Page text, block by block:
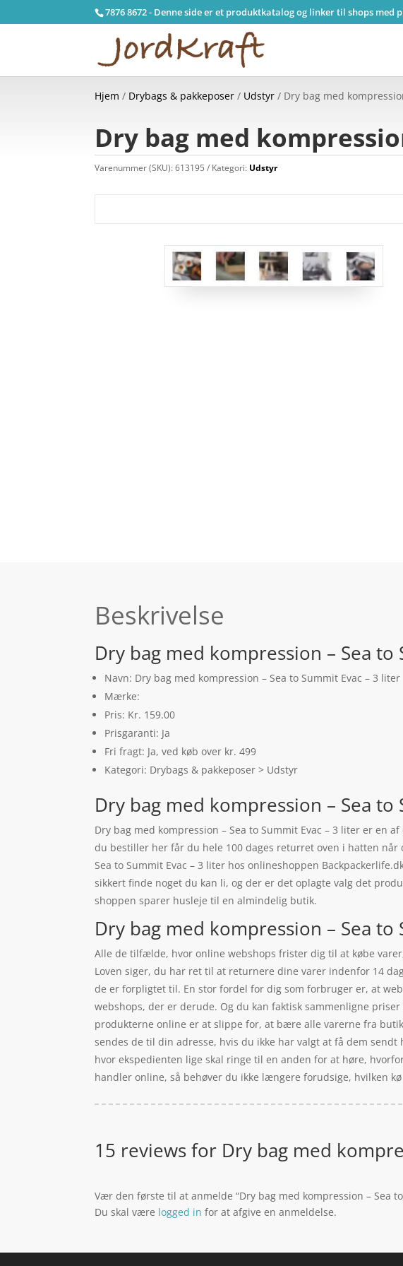
7876 8672 - Denne side er et produktkatalog og linker til shops med
Hjem / Drybags & pakkeposer / Udstyr / Dry bag med
Dry bag med
Varenummer (SKU):613195 Kategori: Udstyr
Beskrivelse
Dry bag med kompression – Sea to
Navn: Dry bag med kompression – Sea to Summit Evac – 3 liter
Mærke:
Pris: Kr. 159.00
Prisgaranti: Ja
Fri fragt: Ja, ved køb over kr. 499
Kategori: Drybags & pakkeposer > Udstyr
Dry bag med kompression – Sea
Dry bag med kompression – Sea to Summit Evac – 3 liter er en
du bestiller her får du hele 100 dages returret oven i hatten
Sea to Summit Evac – 3 liter hos onlineshoppen
sikkert finde noget du kan li, og der er det oplagte valg det
shoppen sparer husleje til en almindelig butik.
Dry bag med kompression – Sea
Alle de tilfælde, hvor online webshops frister dig til at købe
Loven siger, du har ret til at returnere dine varer indenfor 14
de er forpligtet til. En stor fordel for dig som forbruger er, at
webshops, der er derude. Og du kan faktisk sammenligne
produkterne online er at slippe for, at bære alle varerne fra
sendes de til din adresse, hvis du ikke har valgt at få dem
hvor ekspedienten lige skal ringe til en anden for at høre,
handler online, så behøver du ikke længere forudsige, hvilken
15 reviews for Dry bag med
Vær den første til at anmelde “Dry bag med kompression – Sea
Du skal være logged in for at afgive en anmeldelse.